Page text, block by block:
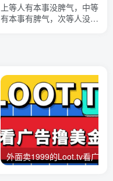
上等人有本事没脾气，中等
有本事有脾气，次等人没本